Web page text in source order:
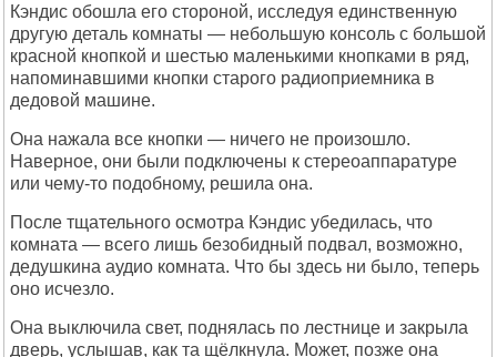
Кэндис обошла его стороной, исследуя единственную
другую деталь комнаты — небольшую консоль с большой
красной кнопкой и шестью маленькими кнопками в ряд,
напоминавшими кнопки старого радиоприемника в
дедовой машине.
Она нажала все кнопки — ничего не произошло.
Наверное, они были подключены к стереоаппаратуре
или чему-то подобному, решила она.
После тщательного осмотра Кэндис убедилась, что
комната — всего лишь безобидный подвал, возможно,
дедушкина аудио комната. Что бы здесь ни было, теперь
оно исчезло.
Она выключила свет, поднялась по лестнице и закрыла
дверь, услышав, как та щёлкнула. Может, позже она